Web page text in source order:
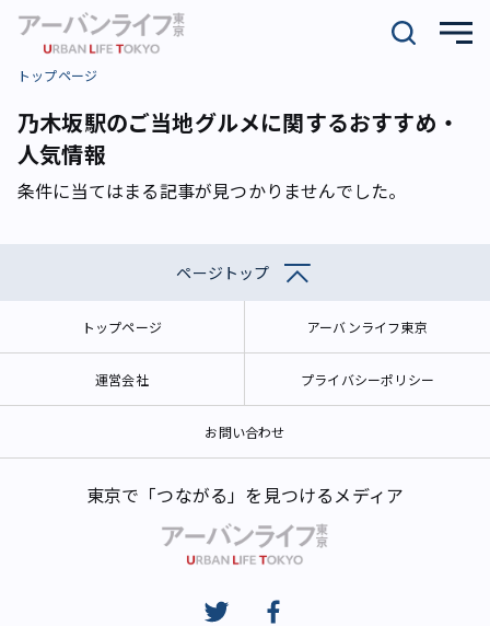
トップページ
乃木坂駅のご当地グルメに関するおすすめ・
人気情報
条件に当てはまる記事が見つかりませんでした。
ページトップ
トップページ アーバンライフ東京
運営会社 プライバシーポリシー
お問い合わせ
東京で「つながる」を見つけるメディア